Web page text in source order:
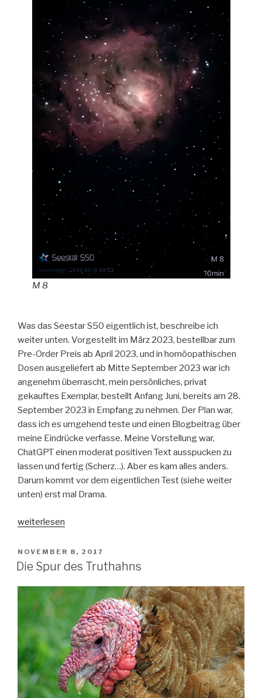
M 8
Was das Seestar S50 eigentlich ist, beschreibe ich
weiter unten. Vorgestellt im März 2023, bestellbar zum
Pre-Order Preis ab April 2023, und in homöopathischen
Dosen ausgeliefert ab Mitte September 2023 war ich
angenehm überrascht, mein persönliches, privat
gekauftes Exemplar, bestellt Anfang Juni, bereits am 28.
September 2023 in Empfang zu nehmen. Der Plan war,
dass ich es umgehend teste und einen Blogbeitrag über
meine Eindrücke verfasse. Meine Vorstellung war,
ChatGPT einen moderat positiven Text ausspucken zu
lassen und fertig (Scherz…). Aber es kam alles anders.
Darum kommt vor dem eigentlichen Test (siehe weiter
unten) erst mal Drama.
„Seestar
SmartTelescope“
weiterlesen
VERÖFFENTLICHT
AM
NOVEMBER 8, 2017
Die Spur des Truthahns